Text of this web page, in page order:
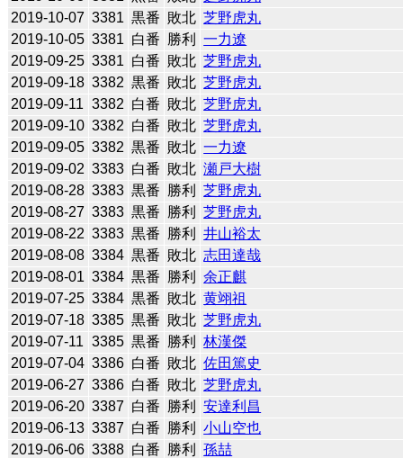
2019-10-07 3381 黒番 敗北 芝野虎丸
2019-10-05 3381 白番 勝利
一力遼
2019-09-25 3381 白番 敗北 芝野虎丸
2019-09-18 3382 黒番 敗北 芝野虎丸
2019-09-11 3382 白番 敗北 芝野虎丸
2019-09-10 3382 白番 敗北 芝野虎丸
2019-09-05 3382 黒番 敗北 一力遼
2019-09-02 3383 白番 敗北 瀬戸大樹
2019-08-28 3383 黒番 勝利
芝野虎丸
2019-08-27 3383 黒番 勝利
芝野虎丸
2019-08-22 3383 黒番 勝利
井山裕太
2019-08-08 3384 黒番 敗北 志田達哉
2019-08-01 3384 黒番 勝利
余正麒
2019-07-25 3384 黒番 敗北 黄翊祖
2019-07-18 3385 黒番 敗北 芝野虎丸
2019-07-11 3385 黒番 勝利
林漢傑
2019-07-04 3386 白番 敗北 佐田篤史
2019-06-27 3386 白番 敗北 芝野虎丸
2019-06-20 3387 白番 勝利
安達利昌
2019-06-13 3387 白番 勝利
小山空也
2019-06-06 3388 白番 勝利
孫喆